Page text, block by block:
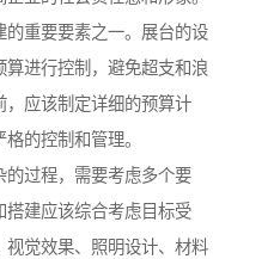
重要要素之一。展台的设
进行控制，避免超支和浪
，应该制定详细的预算计
的控制和管理。
的过程，需要考虑多个要
建应该综合考虑目标受
视觉效果、照明设计、材料